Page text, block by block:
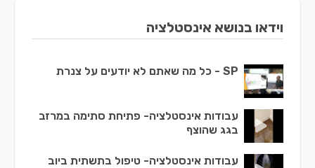
וידאו בנושא אינסטלציה
SP - כל מה שאתם לא יודעים על צנרת
עבודות אינסטלציה- פתיחת סתימה במרזב
בגג שהוצף
עבודות אינסטלציה- טיפול בתשתית ביוב